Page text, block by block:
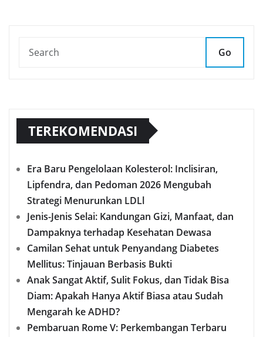
Go
TEREKOMENDASI
Era Baru Pengelolaan Kolesterol: Inclisiran,
Lipfendra, dan Pedoman 2026 Mengubah
Strategi Menurunkan LDLl
Jenis-Jenis Selai: Kandungan Gizi, Manfaat, dan
Dampaknya terhadap Kesehatan Dewasa
Camilan Sehat untuk Penyandang Diabetes
Mellitus: Tinjauan Berbasis Bukti
Anak Sangat Aktif, Sulit Fokus, dan Tidak Bisa
Diam: Apakah Hanya Aktif Biasa atau Sudah
Mengarah ke ADHD?
Pembaruan Rome V: Perkembangan Terbaru